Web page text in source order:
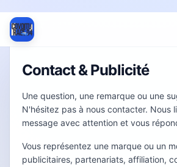
Contact & Publicité
Une question, une remarque ou une
N'hésitez pas à nous contacter. Nous
message avec attention et vous
Vous représentez une marque ou un
publicitaires, partenariats, affiliation,